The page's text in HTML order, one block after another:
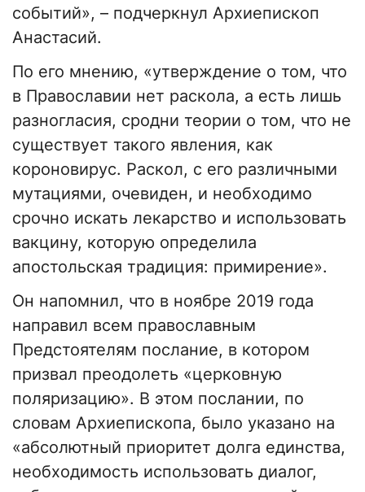
событий», – подчеркнул Архиепископ
Анастасий.
По его мнению, «утверждение о том, что
в Православии нет раскола, а есть лишь
разногласия, сродни теории о том, что не
существует такого явления, как
короновирус. Раскол, с его различными
мутациями, очевиден, и необходимо
срочно искать лекарство и использовать
вакцину, которую определила
апостольская традиция: примирение».
Он напомнил, что в ноябре 2019 года
направил всем православным
Предстоятелям послание, в котором
призвал преодолеть «церковную
поляризацию». В этом послании, по
словам Архиепископа, было указано на
«абсолютный приоритет долга единства,
необходимость использовать диалог,